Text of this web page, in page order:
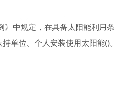
》中规定，在具备太阳能利用条
单位、个人安装使用太阳能()。